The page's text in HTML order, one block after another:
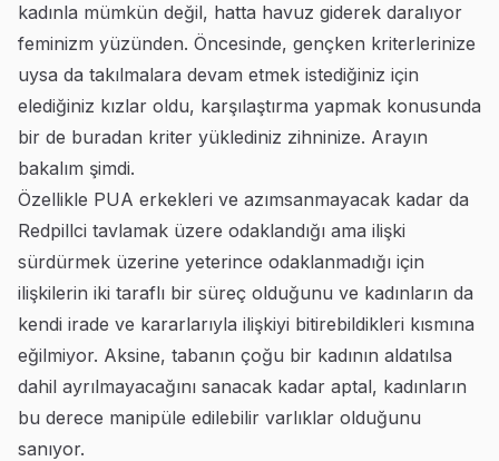
kadınla mümkün değil, hatta havuz giderek daralıyor
feminizm yüzünden. Öncesinde, gençken kriterlerinize
uysa da takılmalara devam etmek istediğiniz için
elediğiniz kızlar oldu, karşılaştırma yapmak konusunda
bir de buradan kriter yüklediniz zihninize. Arayın
bakalım şimdi.
Özellikle PUA erkekleri ve azımsanmayacak kadar da
Redpillci tavlamak üzere odaklandığı ama ilişki
sürdürmek üzerine yeterince odaklanmadığı için
ilişkilerin iki taraflı bir süreç olduğunu ve kadınların da
kendi irade ve kararlarıyla ilişkiyi bitirebildikleri kısmına
eğilmiyor. Aksine, tabanın çoğu bir kadının aldatılsa
dahil ayrılmayacağını sanacak kadar aptal, kadınların
bu derece manipüle edilebilir varlıklar olduğunu
sanıyor.